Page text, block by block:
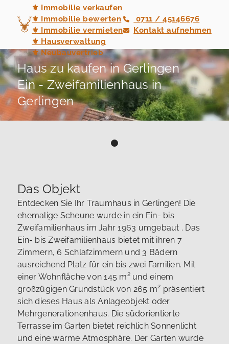
⚜ Immobilie verkaufen
⚜ Immobilie bewerten
⚜ Immobilie vermieten
⚜ Hausverwaltung
⚜ Neubauvertrieb
0711 / 45146676
Kontakt aufnehmen
Haus zu kaufen in Gerlingen
Ein - Zweifamilienhaus in
Gerlingen
Das Objekt
Entdecken Sie Ihr Traumhaus in Gerlingen! Die
ehemalige Scheune wurde in ein Ein- bis
Zweifamilienhaus im Jahr 1963 umgebaut . Das
Ein- bis Zweifamilienhaus bietet mit ihren 7
Zimmern, 6 Schlafzimmern und 3 Bädern
ausreichend Platz für ein bis zwei Familien. Mit
einer Wohnfläche von 145 m² und einem
großzügigen Grundstück von 265 m² präsentiert
sich dieses Haus als Anlageobjekt oder
Mehrgenerationenhaus. Die südorientierte
Terrasse im Garten bietet reichlich Sonnenlicht
und eine warme Atmosphäre. Der Garten wurde